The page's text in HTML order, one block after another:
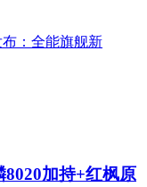
加持+红枫原